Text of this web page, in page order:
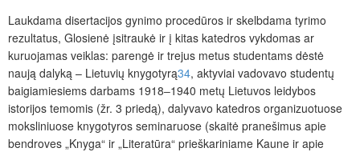
Laukdama disertacijos gynimo procedūros ir skelbdama tyrimo
rezultatus, Glosienė įsitraukė ir į kitas katedros vykdomas ar
kuruojamas veiklas: parengė ir trejus metus studentams dėstė
naują dalyką – Lietuvių knygotyrą34, aktyviai vadovavo studentų
baigiamiesiems darbams 1918‒1940 metų Lietuvos leidybos
istorijos temomis (žr. 3 priedą), dalyvavo katedros organizuotuose
moksliniuose knygotyros seminaruose (skaitė pranešimus apie
bendroves „Knyga“ ir „Literatūra“ prieškariniame Kaune ir apie